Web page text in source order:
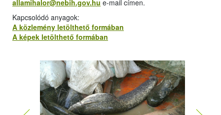
allamihalor@nebih.gov.hu e-mail címen.
Kapcsolódó anyagok:
A közlemény letölthető formában
A képek letölthető formában